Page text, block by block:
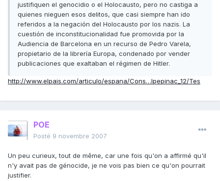
justifiquen el genocidio o el Holocausto, pero no castiga a
quienes nieguen esos delitos, que casi siempre han ido
referidos a la negación del Holocausto por los nazis. La
cuestión de inconstitucionalidad fue promovida por la
Audiencia de Barcelona en un recurso de Pedro Varela,
propietario de la librería Europa, condenado por vender
publicaciones que exaltaban el régimen de Hitler.
http://www.elpais.com/articulo/espana/Cons…lpepinac_12/Tes
POE
Posté 9 novembre 2007
Un peu curieux, tout de même, car une fois qu'on a affirmé qu'il
n'y avait pas de génocide, je ne vois pas bien ce qu'on pourrait
justifier.